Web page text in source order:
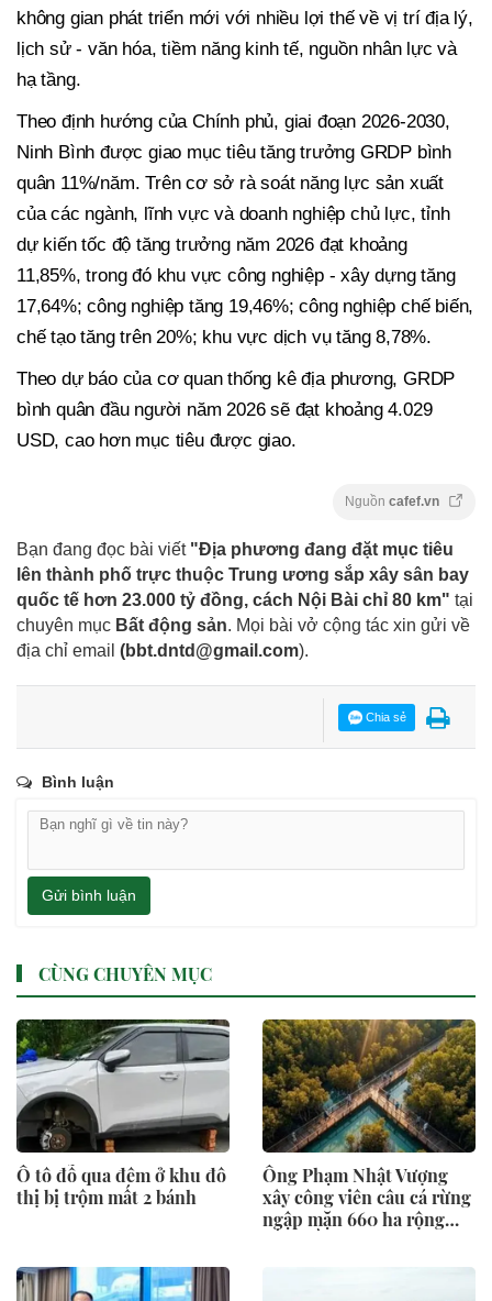
không gian phát triển mới với nhiều lợi thế về vị trí địa lý,
lịch sử - văn hóa, tiềm năng kinh tế, nguồn nhân lực và
hạ tầng.
Theo định hướng của Chính phủ, giai đoạn 2026-2030,
Ninh Bình được giao mục tiêu tăng trưởng GRDP bình
quân 11%/năm. Trên cơ sở rà soát năng lực sản xuất
của các ngành, lĩnh vực và doanh nghiệp chủ lực, tỉnh
dự kiến tốc độ tăng trưởng năm 2026 đạt khoảng
11,85%, trong đó khu vực công nghiệp - xây dựng tăng
17,64%; công nghiệp tăng 19,46%; công nghiệp chế biến,
chế tạo tăng trên 20%; khu vực dịch vụ tăng 8,78%.
Theo dự báo của cơ quan thống kê địa phương, GRDP
bình quân đầu người năm 2026 sẽ đạt khoảng 4.029
USD, cao hơn mục tiêu được giao.
Nguồn cafef.vn
Bạn đang đọc bài viết "Địa phương đang đặt mục tiêu
lên thành phố trực thuộc Trung ương sắp xây sân bay
quốc tế hơn 23.000 tỷ đồng, cách Nội Bài chỉ 80 km" tại
chuyên mục Bất động sản. Mọi bài vở cộng tác xin gửi về
địa chỉ email (bbt.dntd@gmail.com).
Chia sẻ
Bình luận
Gửi bình luận
CÙNG CHUYÊN MỤC
Ô tô đỗ qua đêm ở khu đô
thị bị trộm mất 2 bánh
Ông Phạm Nhật Vượng
xây công viên câu cá rừng
ngập mặn 660 ha rộng